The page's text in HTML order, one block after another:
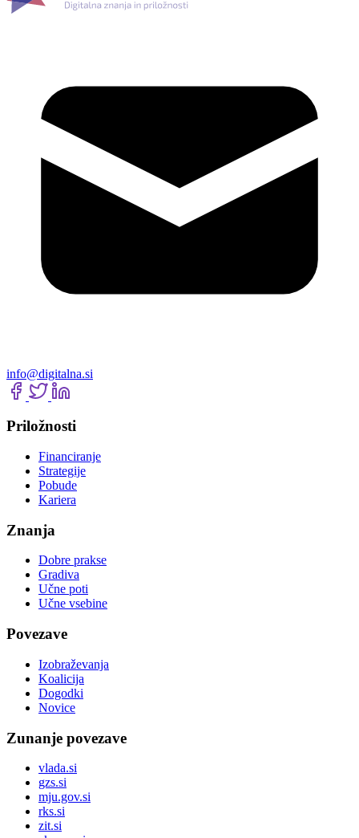
info@digitalna.si
Priložnosti
Financiranje
Strategije
Pobude
Kariera
Znanja
Dobre prakse
Gradiva
Učne poti
Učne vsebine
Povezave
Izobraževanja
Koalicija
Dogodki
Novice
Zunanje povezave
vlada.si
gzs.si
mju.gov.si
rks.si
zit.si